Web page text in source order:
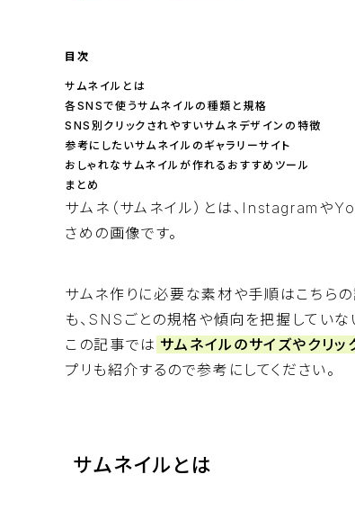
目次
サムネイルとは
各SNSで使うサムネイルの種類と規格
SNS別クリックされやすいサムネデザインの特徴
参考にしたいサムネイルのギャラリーサイト
おしゃれなサムネイルが作れるおすすめツール
まとめ
サムネ（サムネイル）とは、Instagramや
さめの画像です。
サムネ作りに必要な素材や手順は こちら
も、SNSごとの規格や傾向を把握していな
この記事では サムネイルのサイズやクリ
プリも紹介するので参考にしてください。
サムネイルとは